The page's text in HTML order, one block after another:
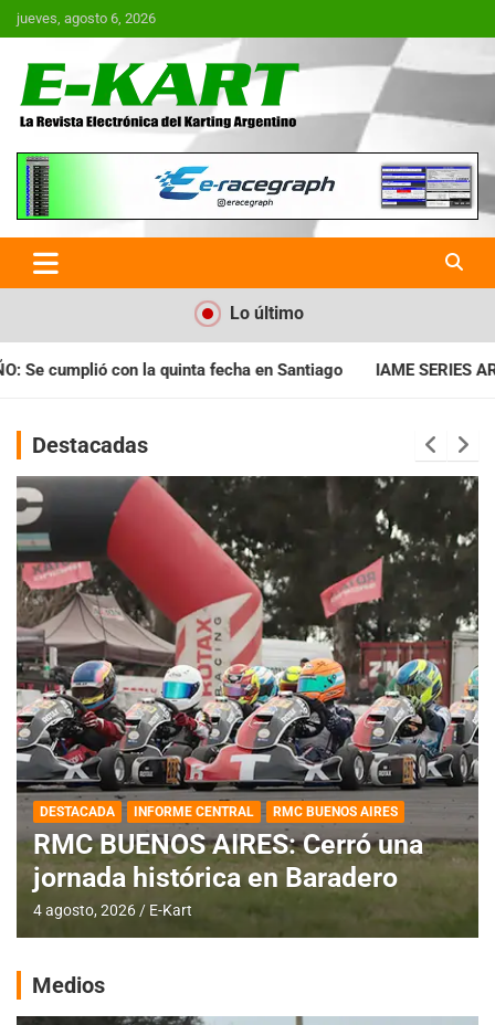
Saltar
al
jueves, agosto 6, 2026
E-Kart.com.ar | La Revista
Electrónica del Karting en
Argentina
Lo último
en Santiago IAME SERIES ARGENTINA: Horarios para la
Destacadas
DESTACADA INFORME CENTRAL RMC BUENOS AIRES
RMC BUENOS AIRES: Cerró una
jornada histórica en Baradero
4 agosto, 2026 E-Kart
Medios